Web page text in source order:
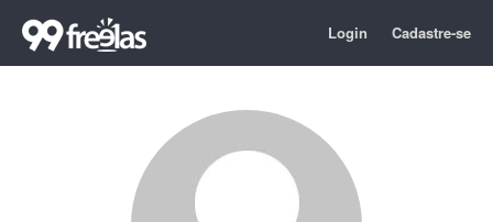
Login Cadastre-se